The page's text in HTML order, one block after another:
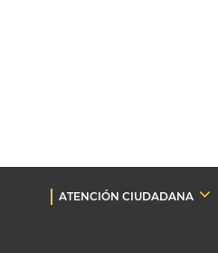
ATENCIÓN CIUDADANA